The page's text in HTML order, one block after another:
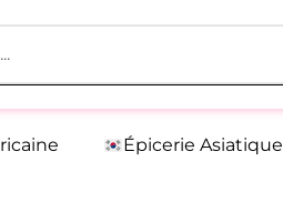
Épicerie Asiatique